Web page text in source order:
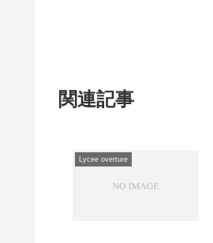
関連記事
Lycee overture